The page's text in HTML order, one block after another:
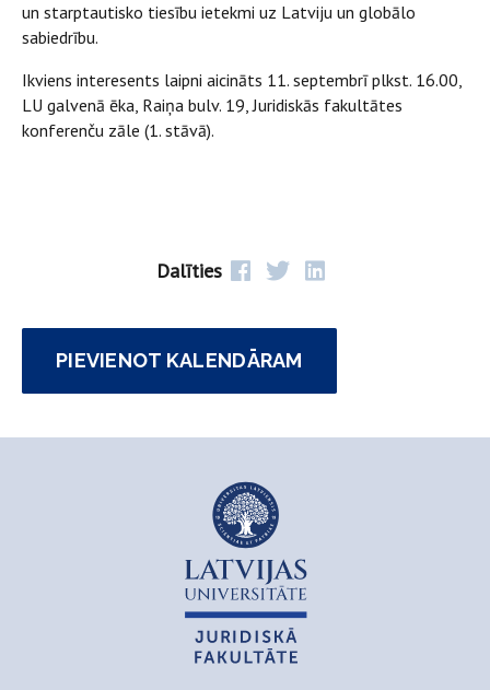
un starptautisko tiesību ietekmi uz Latviju un globālo
sabiedrību.
Ikviens interesents laipni aicināts 11. septembrī plkst. 16.00,
LU galvenā ēka, Raiņa bulv. 19, Juridiskās fakultātes
konferenču zāle (1. stāvā).
Dalīties
PIEVIENOT KALENDĀRAM